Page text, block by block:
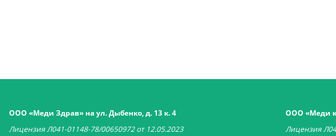
ООО «Меди Здрав» на ул. Дыбенко, д. 13 к. 4
Лицензия Л041-01148-78/00650972 от 12.05.2023
ООО «Меди
Лицензия